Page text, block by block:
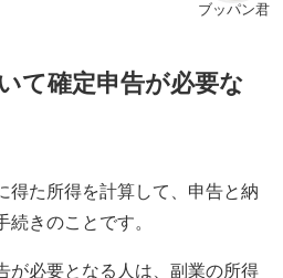
ブッパン君
て確定申告が必要な
得た所得を計算して、申告と納
きのことです。
が必要となる人は、副業の所得